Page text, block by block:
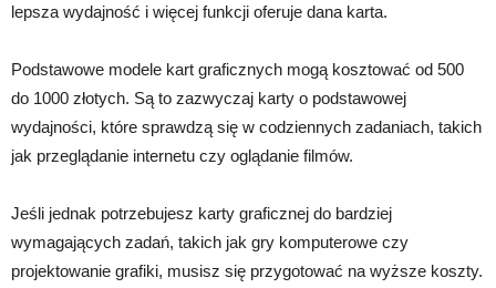
lepsza wydajność i więcej funkcji oferuje dana karta.
Podstawowe modele kart graficznych mogą kosztować od 500
do 1000 złotych. Są to zazwyczaj karty o podstawowej
wydajności, które sprawdzą się w codziennych zadaniach, takich
jak przeglądanie internetu czy oglądanie filmów.
Jeśli jednak potrzebujesz karty graficznej do bardziej
wymagających zadań, takich jak gry komputerowe czy
projektowanie grafiki, musisz się przygotować na wyższe koszty.